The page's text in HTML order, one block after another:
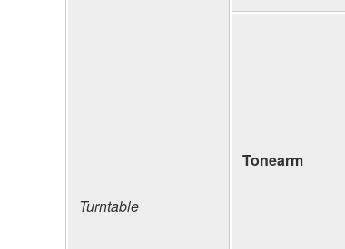
Turntable
Tonearm